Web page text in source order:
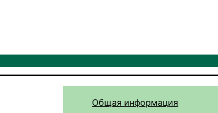
Общая информация